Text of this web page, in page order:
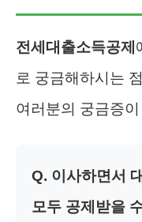
전세대출소득공제
로 궁금해하시는
여러분의 궁금증
Q. 이사하면서
모두 공제받을